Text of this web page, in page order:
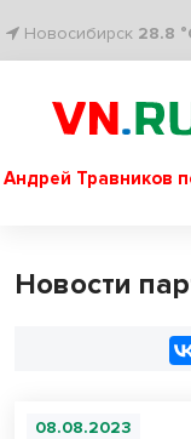
Новосибирск 28.8
Андрей Травников
Новости
08.08.2023